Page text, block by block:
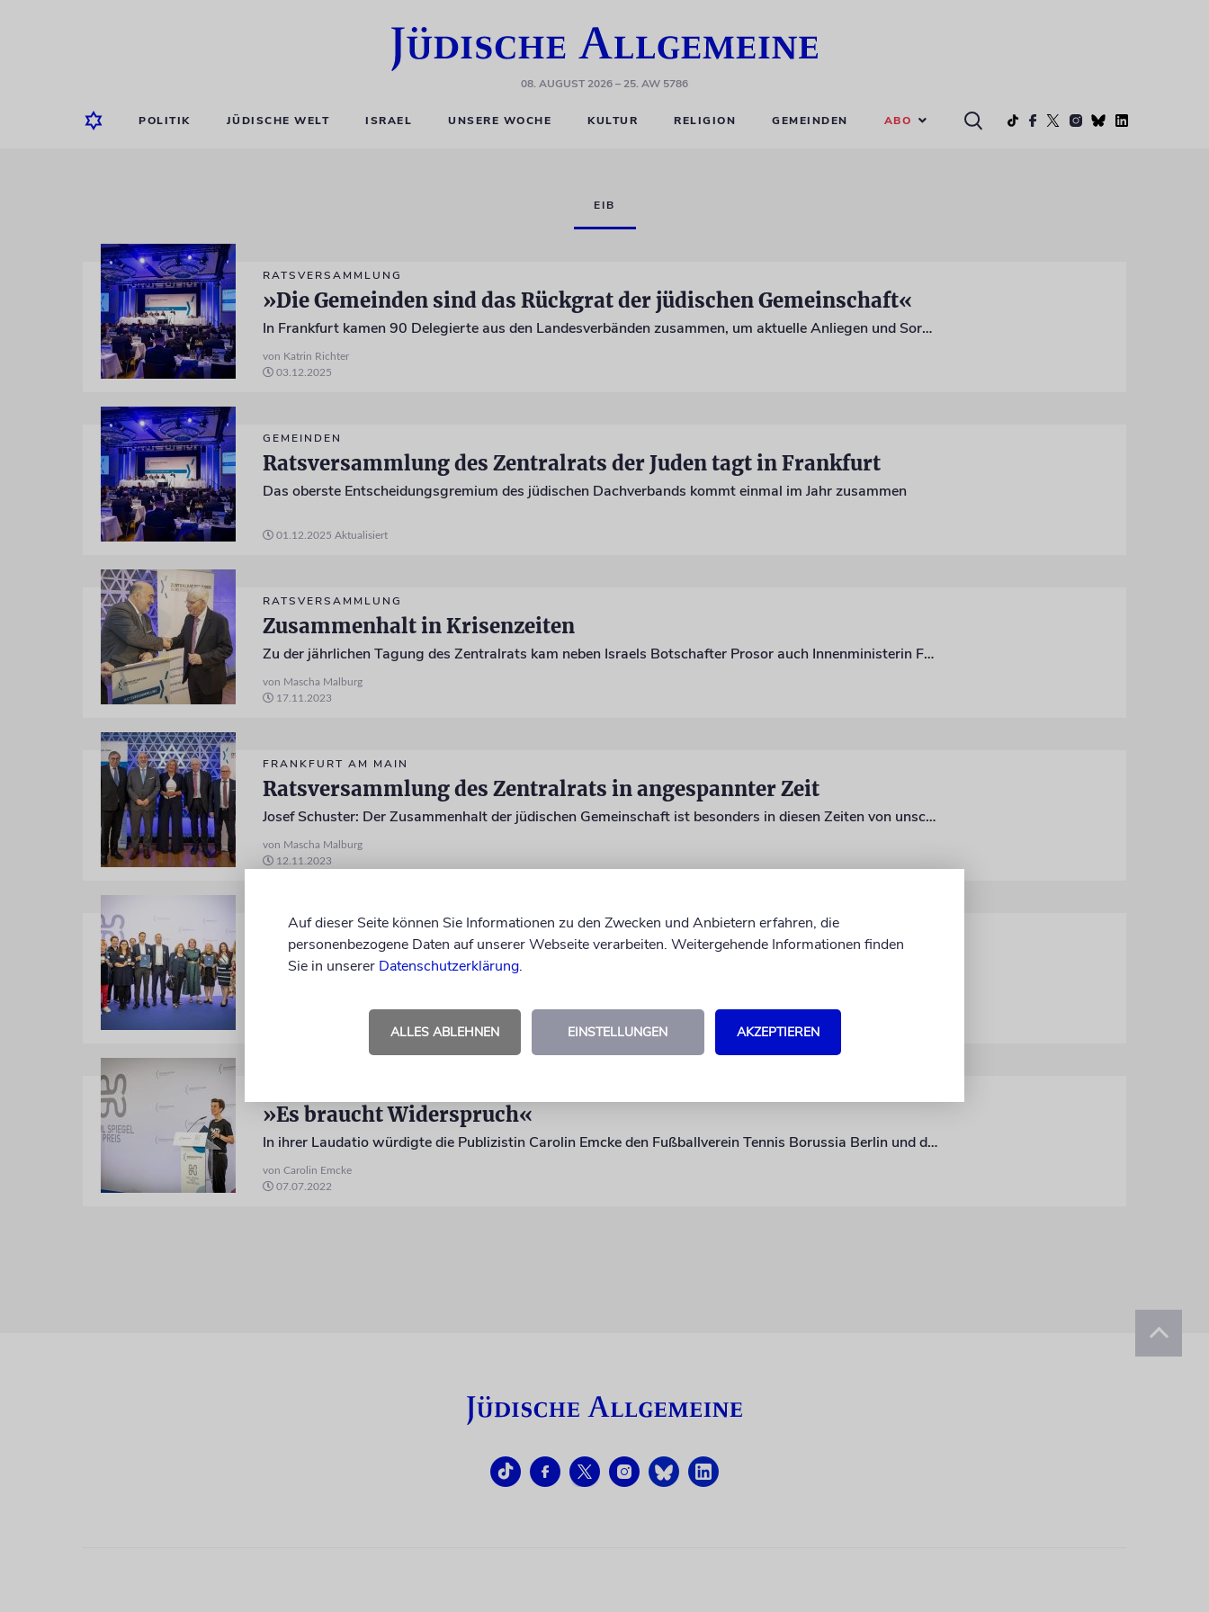
08. AUGUST 2026– 25. AW 5786
POLITIK JÜDISCHE WELT ISRAEL UNSERE WOCHE KULTUR RELIGION GEMEINDEN ABO
EIB
RATSVERSAMMLUNG
»Die Gemeinden sind das Rückgrat der jüdischen Gemeinschaft«
In Frankfurt kamen 90 Delegierte aus den Landesverbänden zusammen, um aktuelle Anliegen und Sorgen zu besprechen. Gastredner war Kulturstaatsminister Wolfram Weimer
von Katrin Richter
03.12.2025
GEMEINDEN
Ratsversammlung des Zentralrats der Juden tagt in Frankfurt
Das oberste Entscheidungsgremium des jüdischen Dachverbands kommt einmal im Jahr zusammen
01.12.2025 Aktualisiert
RATSVERSAMMLUNG
Zusammenhalt in Krisenzeiten
Zu der jährlichen Tagung des Zentralrats kam neben Israels Botschafter Prosor auch Innenministerin Faeser
von Mascha Malburg
17.11.2023
FRANKFURT AM MAIN
Ratsversammlung des Zentralrats in angespannter Zeit
Josef Schuster: Der Zusammenhalt der jüdischen Gemeinschaft ist besonders in diesen Zeiten von unschätzbarem Wert
von Mascha Malburg
12.11.2023
PAUL-SPIEGEL-PREIS
»Sie sind wahre Vorbilder«
»Es braucht Widerspruch«
In ihrer Laudatio würdigte die Publizistin Carolin Emcke den Fußballverein Tennis Borussia Berlin und die Aktivistinnen von »Omas gegen Rechts«. Wir dokumentieren ihre Rede in Auszügen
von Carolin Emcke
07.07.2022
Auf dieser Seite können Sie Informationen zu den Zwecken und Anbietern erfahren, die
personenbezogene Daten auf unserer Webseite verarbeiten. Weitergehende Informationen finden
Sie in unserer Datenschutzerklärung.
ALLES ABLEHNEN EINSTELLUNGEN AKZEPTIEREN